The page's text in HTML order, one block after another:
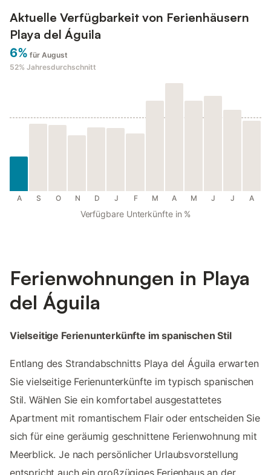
Aktuelle Verfügbarkeit von Ferienhäusern
Playa del Águila
6% für August
52% Jahresdurchschnitt
A S O N D J F M A M J J A
Verfügbare Unterkünfte in %
Ferienwohnungen in Playa
del Águila
Vielseitige Ferienunterkünfte im spanischen Stil
Entlang des Strandabschnitts Playa del Águila erwarten
Sie vielseitige Ferienunterkünfte im typisch spanischen
Stil. Wählen Sie ein komfortabel ausgestattetes
Apartment mit romantischem Flair oder entscheiden Sie
sich für eine geräumig geschnittene Ferienwohnung mit
Meerblick. Je nach persönlicher Urlaubsvorstellung
entspricht auch ein großzügiges Ferienhaus an der